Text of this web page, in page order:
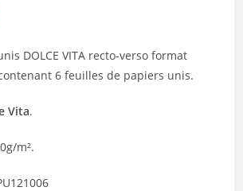
DOLCE VITA recto-verso format
6 feuilles de papiers unis.
Vita.
m².